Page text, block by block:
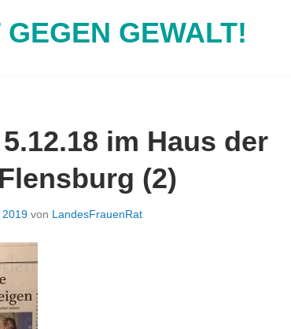
GEWALT!
im Haus der
(2)
von LandesFrauenRat